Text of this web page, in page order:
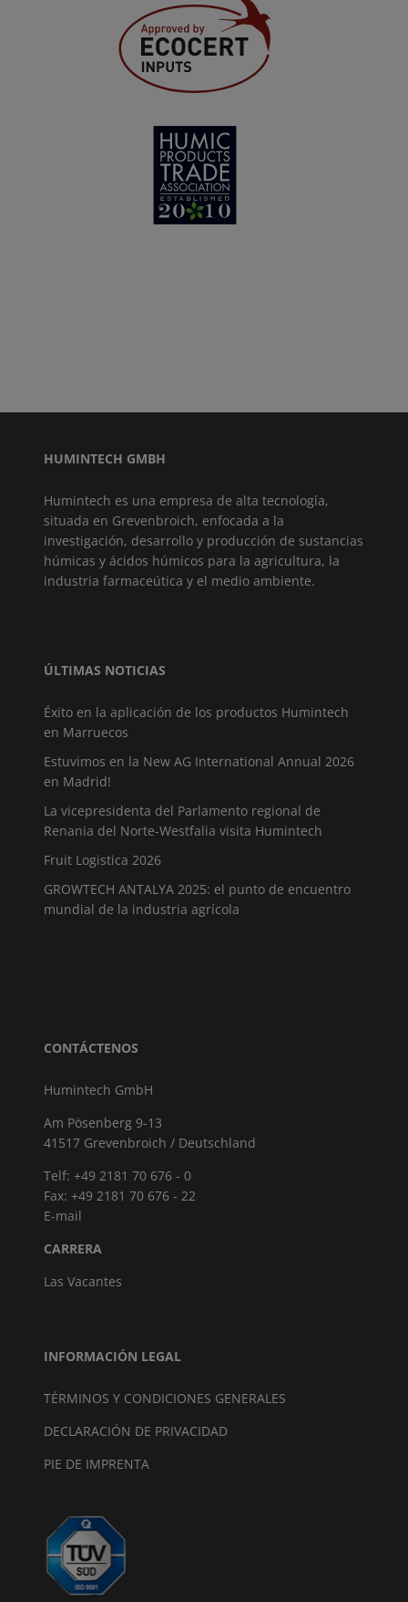
HUMINTECH GMBH
Humintech es una empresa de alta tecnología,
situada en Grevenbroich, enfocada a la
investigación, desarrollo y producción de sustancias
húmicas y ácidos húmicos para la agricultura, la
industria farmaceútica y el medio ambiente.
ÚLTIMAS NOTICIAS
Éxito en la aplicación de los productos Humintech
en Marruecos
Estuvimos en la New AG International Annual 2026
en Madrid!
La vicepresidenta del Parlamento regional de
Renania del Norte-Westfalia visita Humintech
Fruit Logistica 2026
GROWTECH ANTALYA 2025: el punto de encuentro
mundial de la industria agrícola
CONTÁCTENOS
Humintech GmbH
Am Pösenberg 9-13
41517 Grevenbroich / Deutschland
Telf: +49 2181 70 676 - 0
Fax: +49 2181 70 676 - 22
E-mail
CARRERA
Las Vacantes
INFORMACIÓN LEGAL
TÉRMINOS Y CONDICIONES GENERALES
DECLARACIÓN DE PRIVACIDAD
PIE DE IMPRENTA